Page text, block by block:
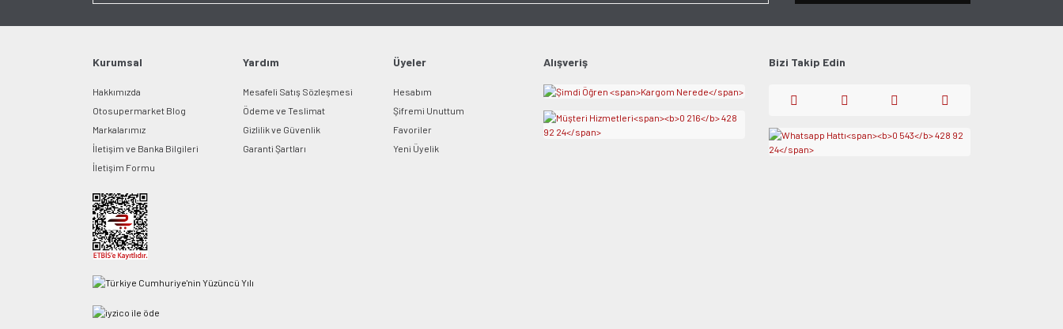
Kurumsal
Hakkımızda
Otosupermarket Blog
Markalarımız
İletişim ve Banka Bilgileri
İletişim Formu
Yardım
Mesafeli Satış Sözleşmesi
Ödeme ve Teslimat
Gizlilik ve Güvenlik
Garanti Şartları
Üyeler
Hesabım
Şifremi Unuttum
Favoriler
Yeni Üyelik
Alışveriş Bizi Takip Edin